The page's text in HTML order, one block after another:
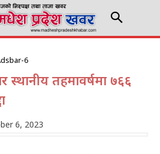
6
स्थानीय तहमावर्षमा ७६६
6, 2023